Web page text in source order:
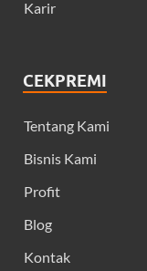
Karir
CEKPREMI
Tentang Kami
Bisnis Kami
Profit
Blog
Kontak